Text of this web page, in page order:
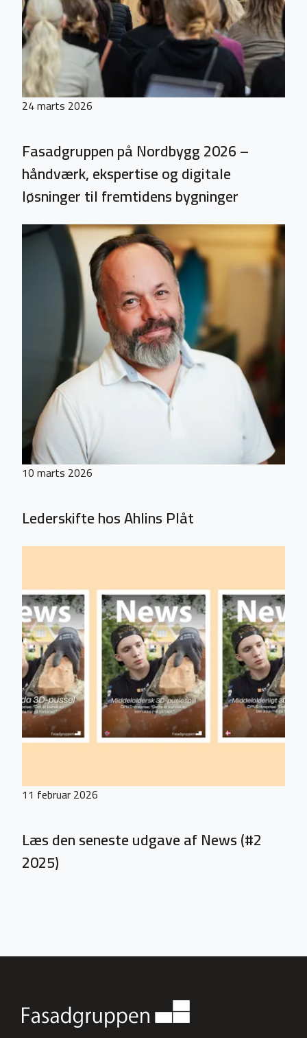
24 marts 2026
Fasadgruppen på Nordbygg 2026 –
håndværk, ekspertise og digitale
løsninger til fremtidens bygninger
10 marts 2026
Lederskifte hos Ahlins Plåt
11 februar 2026
Læs den seneste udgave af News (#2
2025)